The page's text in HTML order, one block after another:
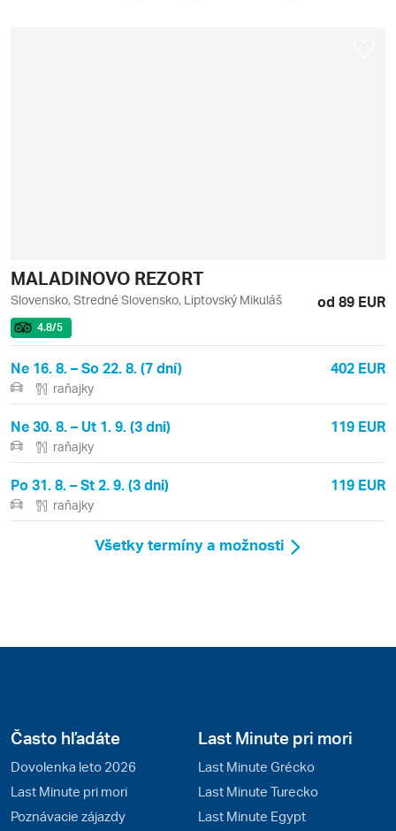
MALADINOVO REZORT
Slovensko, Stredné Slovensko, Liptovský Mikuláš od 89 EUR
4.8/5
Ne 16. 8. – So 22. 8. (7 dní) 402 EUR
raňajky
Ne 30. 8. – Ut 1. 9. (3 dni) 119 EUR
raňajky
Po 31. 8. – St 2. 9. (3 dni) 119 EUR
raňajky
Všetky termíny a možnosti
Často hľadáte
Dovolenka leto 2026
Last Minute pri mori
Poznávacie zájazdy
Last Minute pri mori
Last Minute Grécko
Last Minute Turecko
Last Minute Egypt